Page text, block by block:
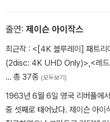
터와 죽음의 성물 1, 2>의 감독
년 간의 대장정의 결말을 책임지게
건 라 페이 역을 맡았으며 <
역을 맡았다. 연기 외에도 하키
로 선발되었다. 라운더스(야구의
학교 체육활동에 활발히 참여하고
출연: 제이슨 아이작스
최근작 : <[4K 블루레이] 패트리
(2disc: 4K UHD Only)>,<레
… 총 37종 (모두보기)
1963년 6월 6일 영국 리버풀에
중 셋째로 태어났다. 제이슨 아이